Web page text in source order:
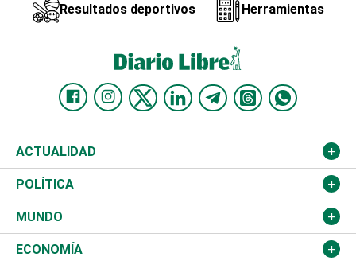
Resultados deportivos Herramientas
ACTUALIDAD
Nacional
Ciudad
Educación
POLÍTICA
Partidos
JCE
MUNDO
Estados Unidos
ECONOMÍA